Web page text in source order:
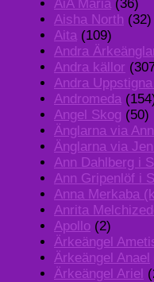
AiA Maria (36)
Aisha North (32)
Aita (109)
Andra
Andra källor
Andra
Andromeda
Angel Skog (50)
Änglarna via
Änglarna via
Ann Dahlberg i
Ann Gripenlöf i
Anna Merkaba
Anrita
Apollo (2)
Ärkeängel
Ärkeängel Anael
Ärkeängel Ariel